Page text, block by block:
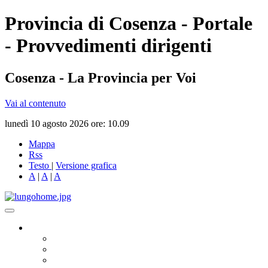
Provincia di Cosenza - Portale
- Provvedimenti dirigenti
Cosenza - La Provincia per Voi
Vai al contenuto
lunedì 10 agosto 2026 ore: 10.09
Mappa
Rss
Testo | Versione grafica
A | A | A